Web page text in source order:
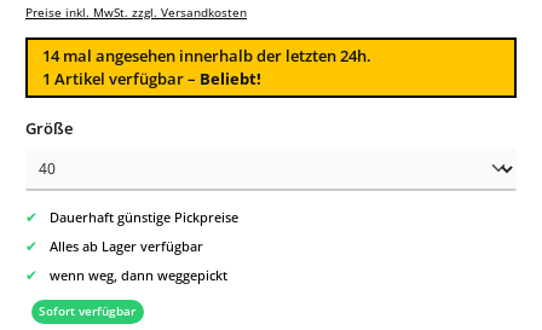
Preise inkl. MwSt. zzgl. Versandkosten
14mal angesehen innerhalb der letzten 24h.
1 Artikel verfügbar – Beliebt!
Größeauswählen
✔ Dauerhaft günstige Pickpreise
✔ Alles ab Lager verfügbar
✔ wenn weg, dann weggepickt
Sofort verfügbar